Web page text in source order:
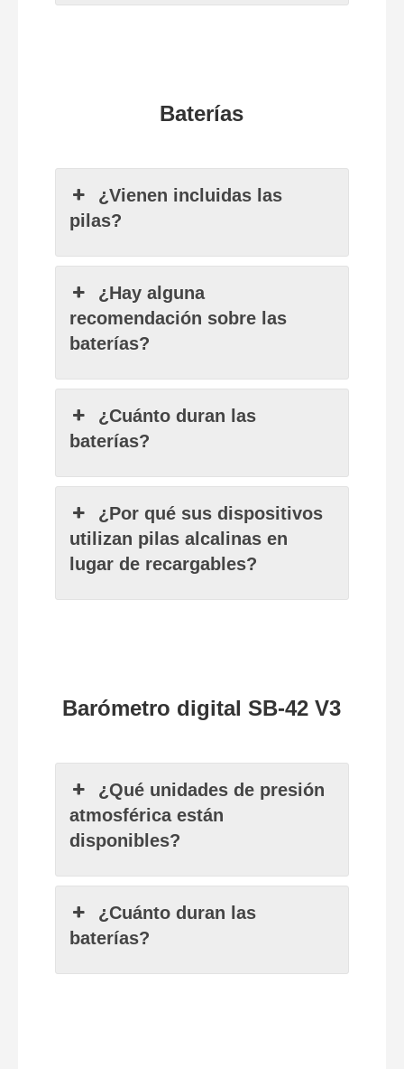
Baterías
¿Vienen incluidas las
pilas?
¿Hay alguna
recomendación sobre las
baterías?
¿Cuánto duran las
baterías?
¿Por qué sus dispositivos
utilizan pilas alcalinas en
lugar de recargables?
Barómetro digital SB-42 V3
¿Qué unidades de presión
atmosférica están
disponibles?
¿Cuánto duran las
baterías?